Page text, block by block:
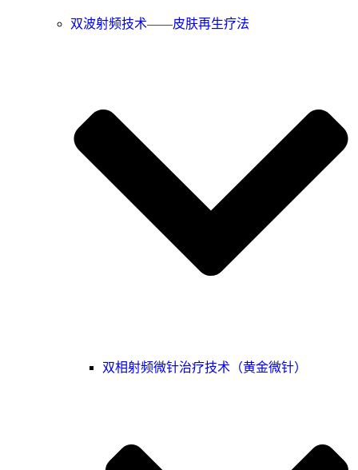
双波射频技术——皮肤再生疗法
双相射频微针治疗技术（黄金微针）